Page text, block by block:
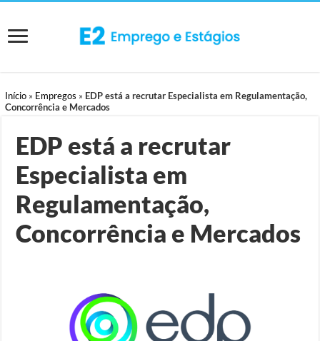
Início » Empregos » EDP está a recrutar Especialista em Regulamentação,
Concorrência e Mercados
EDP está a recrutar
Especialista em
Regulamentação,
Concorrência e Mercados